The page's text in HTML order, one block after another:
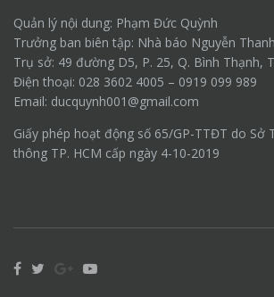
Quản lý nội dung: Phạm Đức Quỳnh
Trưởng ban biên tập: Nhà báo Nguyễn
Trụ sở: 49 đường D5, P. 25, Q. Bình Thạnh,
Điện thoại: 028 3602 4005 – 0919 099 989
Email: ducquynh001@gmail.com
Giấy phép hoạt động số 65/GP-TTĐT do Sở
thông TP. HCM cấp ngày 4-10-2019